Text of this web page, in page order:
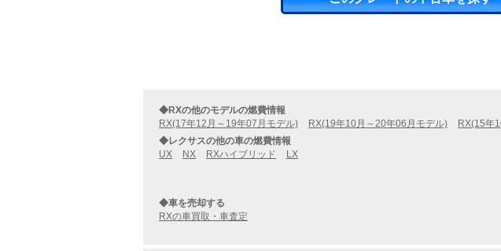
◆RXの他のモデルの燃費情報
RX(17年12月～19年07月モデル)
RX(19年10月～20年06月モデル)
RX(15年
◆レクサスの他の車の燃費情報
UX
NX RXハイブリッド LX
◆車を売却する
RXの車買取・車査定